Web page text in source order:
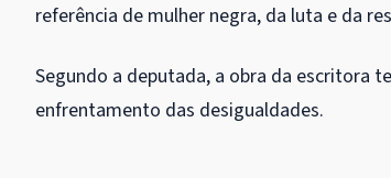
referência de mulher negra, da luta e da
Segundo a deputada, a obra da escritora
enfrentamento das desigualdades.